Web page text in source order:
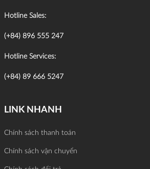
Hotline Sales:
(+84) 896 555 247
Hotline Services:
(+84) 89 666 5247
LINK NHANH
Chính sách thanh toán
Chính sách vận chuyển